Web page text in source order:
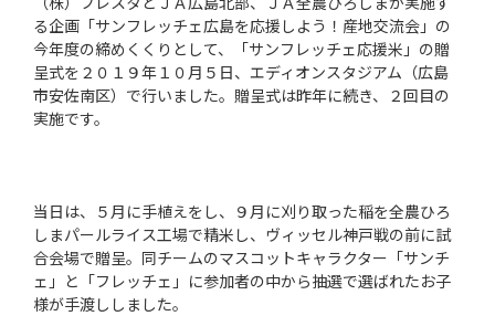
る企画「サンフレッチェ広島を応援しよう！産地交流会」の
今年度の締めくくりとして、「サンフレッチェ応援米」の贈
呈式を２０１９年１０月５日、エディオンスタジアム（広島
市安佐南区）で行いました。贈呈式は昨年に続き、２回目の
実施です。
当日は、５月に手植えをし、９月に刈り取った稲を全農ひろ
しまパールライス工場で精米し、ヴィッセル神戸戦の前に試
合会場で贈呈。同チームのマスコットキャラクター「サンチ
ェ」と「フレッチェ」に参加者の中から抽選で選ばれたお子
様が手渡ししました。